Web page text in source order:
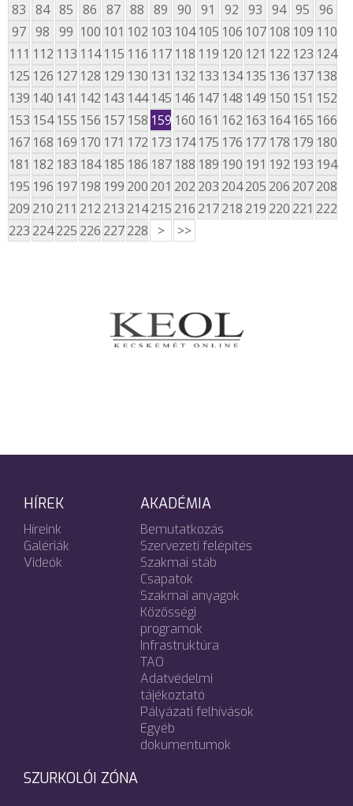
83 84 85 86 87 88 89 90 91 92 93 94 95 96
97 98 99 100 101 102 103 104 105 106 107 108 109 110
111 112 113 114 115 116 117 118 119 120 121 122 123 124
125 126 127 128 129 130 131 132 133 134 135 136 137 138
139 140 141 142 143 144 145 146 147 148 149 150 151 152
153 154 155 156 157 158 159 160 161 162 163 164 165 166
167 168 169 170 171 172 173 174 175 176 177 178 179 180
181 182 183 184 185 186 187 188 189 190 191 192 193 194
195 196 197 198 199 200 201 202 203 204205 206 207208
209 210 211 212 213 214215 216 217218 219 220 221 222
223 224225 226 227228 > >>
HÍREK
Híreink
Galériák
Videók
AKADÉMIA
Bemutatkozás
Szervezeti felépítés
Szakmai stáb
Csapatok
Szakmai anyagok
Közösségi
programok
Infrastruktúra
TAO
Adatvédelmi
tájékoztató
Pályázati felhívások
Egyéb
dokumentumok
SZURKOLÓI ZÓNA